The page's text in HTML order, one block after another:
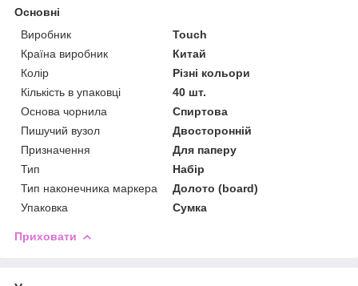
Основні
Виробник
Touch
Країна виробник
Китай
Колір
Різні кольори
Кількість в упаковці
40 шт.
Основа чорнила
Спиртова
Пишучий вузол
Двосторонній
Призначення
Для паперу
Тип
Набір
Тип наконечника маркера
Долото (board)
Упаковка
Сумка
Приховати